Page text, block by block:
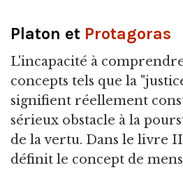
Platon et Protagoras
L'incapacité à
concepts tels que la
signifient réellement
sérieux obstacle à la
de la vertu. Dans le livre
définit le concept de